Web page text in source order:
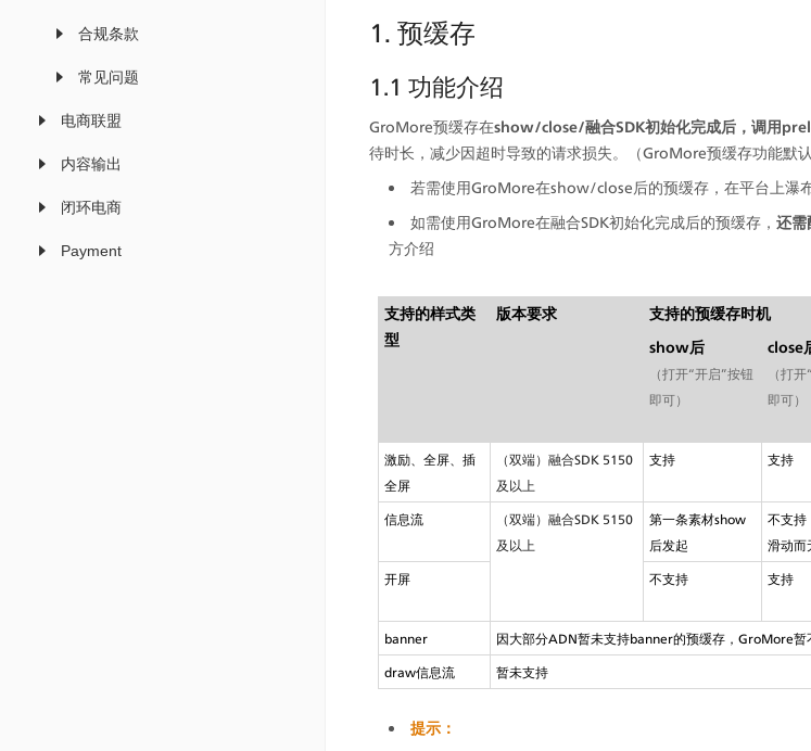
合规条款
常见问题
电商联盟
内容输出
闭环电商
Payment
1. 预缓存
1.1 功能介绍
GroMore预缓存在show/close/融合SDK初始化完成后，调用
待时长，减少因超时导致的请求损失。（GroMore预缓存功能默认
若需使用GroMore在show/close后的预缓存，在平台上瀑
如需使用GroMore在融合SDK初始化完成后的预缓存， 还需
方介绍
支持的样式类
型
版本要求
支持的预缓存时机
show后
（打开“开启”按钮
即可）
close
（打
即可）
激励、全屏、插
全屏
（双端）融合SDK 5150
及以上
支持 支持
信息流
（双端）融合SDK 5150
及以上
第一条素材show
后发起
不支持
滑动而
开屏 不支持 支持
banner 因大部分ADN暂未支持banner的预缓存，GroMore暂
draw信息流 暂未支持
提示：